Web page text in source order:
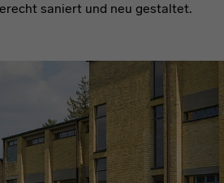
saniert und neu gestaltet.